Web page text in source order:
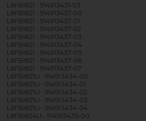
L6FBI821 - 914913431-03
L6FBI821 - 914913437-00
L6FBI821 - 914913437-01
L6FBI821 - 914913437-02
L6FBI821 - 914913437-03
L6FBI821 - 914913437-04
L6FBI821 - 914913437-05
L6FBI821 - 914913437-06
L6FBI821 - 914913437-07
L6FBI821U - 914913434-00
L6FBI821U - 914913434-01
L6FBI821U - 914913434-02
L6FBI821U - 914913434-03
L6FBI821U - 914913434-04
L6FBI824U - 914913435-00